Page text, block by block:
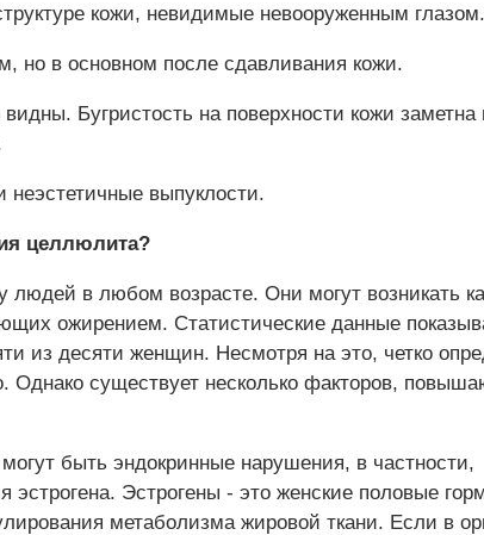
кожи, невидимые невооруженным глазом.
но в основном после сдавливания кожи.
Бугристость на поверхности кожи заметна
выпуклости.
целлюлита?
людей в любом возрасте. Они могут возникать
ожирением. Статистические данные
из десяти женщин. Несмотря на это, четко
Однако существует несколько факторов,
быть эндокринные нарушения, в частности,
эстрогена. Эстрогены - это женские половые
метаболизма жировой ткани. Если в